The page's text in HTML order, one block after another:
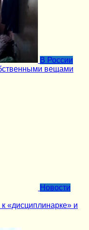
В России
вещами
Новости
«дисциплинарке» и